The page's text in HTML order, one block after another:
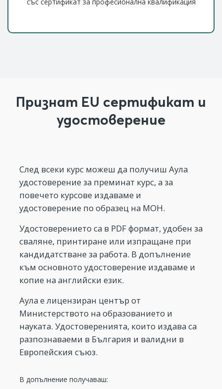
Признат EU сертификат и
удостоверение
След всеки курс можеш да получиш Аула
удостоверение за преминат курс, а за
повечето курсове издаваме и
удостоверение по образец на МОН.
Удостоверението са в PDF формат, удобен за
сваляне, принтиране или изпращане при
кандидатстване за работа. В допълнение
към основното удостоверение издаваме и
копие на английски език.
Аула е лицензиран център от
Министерството на образованието и
науката. Удостоверенията, които издава са
разпознаваеми в България и валидни в
Европейския съюз.
В допълнение получаваш: